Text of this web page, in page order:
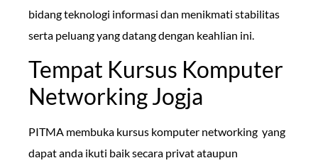
bidang teknologi informasi dan menikmati stabilitas
serta peluang yang datang dengan keahlian ini.
Tempat Kursus Komputer
Networking Jogja
PITMA membuka kursus komputer networking yang
dapat anda ikuti baik secara privat ataupun